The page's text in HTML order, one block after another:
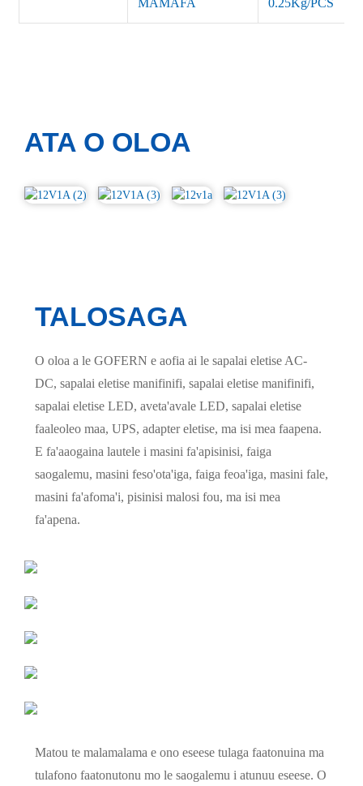
MAMAFA 0.25Kg/PCS
ATA O OLOA
TALOSAGA
O oloa a le GOFERN e aofia ai le sapalai eletise AC-
DC, sapalai eletise manifinifi, sapalai eletise manifinifi,
sapalai eletise LED, aveta'avale LED, sapalai eletise
faaleoleo maa, UPS, adapter eletise, ma isi mea faapena.
E fa'aaogaina lautele i masini fa'apisinisi, faiga
saogalemu, masini feso'ota'iga, faiga feoa'iga, masini fale,
masini fa'afoma'i, pisinisi malosi fou, ma isi mea
fa'apena.
Matou te malamalama e ono eseese tulaga faatonuina ma
tulafono faatonutonu mo le saogalemu i atunuu eseese. O